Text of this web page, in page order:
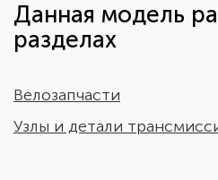
Данная модель
разделах
Велозапчасти
Узлы и детали